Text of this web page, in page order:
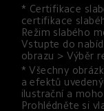
* Certifikace
certifikace
Režim slabého
Vstupte do
obrazu > Výběr
* Všechny
a efektů
ilustrační a
Prohlédněte si